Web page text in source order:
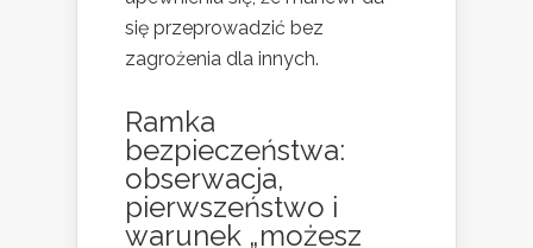
się przeprowadzić bez
zagrożenia dla innych.
Ramka
bezpieczeństwa:
obserwacja,
pierwszeństwo i
warunek „możesz